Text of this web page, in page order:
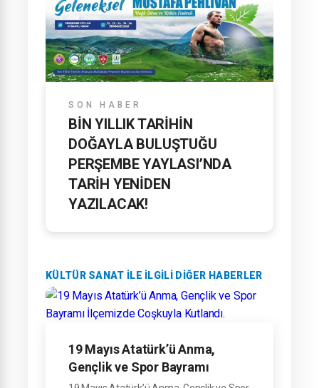
SON HABER
BİN YILLIK TARİHİN
DOĞAYLA BULUŞTUĞU
PERŞEMBE YAYLASI’NDA
TARİH YENİDEN
YAZILACAK!
KÜLTÜR SANAT ILE ILGILI DIĞER HABERLER
19 Mayıs Atatürk’ü Anma,
Gençlik ve Spor Bayramı